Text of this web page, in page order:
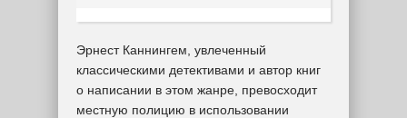
Эрнест Каннингем, увлеченный
классическими детективами и автор книг
о написании в этом жанре, превосходит
местную полицию в использовании